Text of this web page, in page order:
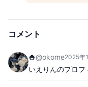
コメント
🍚@okome2025年
いえりんのプロフ